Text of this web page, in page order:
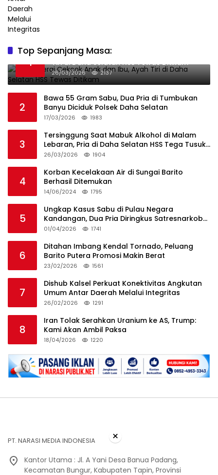
Top Sepanjang Masa:
1
Niat Melerai Cekcok Anak dan Ibu, Ayah
Tiri di Daha Selatan HSS Tewas Ditikam
26/03/2026 2137
2
Bawa 55 Gram Sabu, Dua Pria di Tumbukan
Banyu Diciduk Polsek Daha Selatan
17/03/2026 1983
3
Tersinggung Saat Mabuk Alkohol di Malam
Lebaran, Pria di Daha Selatan HSS Tega Tusuk
Teman Sendiri
26/03/2026 1904
4
Korban Kecelakaan Air di Sungai Barito
Berhasil Ditemukan
14/06/2024 1795
5
Ungkap Kasus Sabu di Pulau Negara
Kandangan, Dua Pria Diringkus Satresnarkoba
HSS
01/04/2026 1741
6
Ditahan Imbang Kendal Tornado, Peluang
Barito Putera Promosi Makin Berat
23/02/2026 1561
7
Dishub Kalsel Perkuat Konektivitas Angkutan
Umum Antar Daerah Melalui Integritas
26/02/2026 1291
8
Iran Tolak Serahkan Uranium ke AS, Trump:
Kami Akan Ambil Paksa
18/04/2026 1220
PT. NARASI MEDIA INDONESIA
Kantor Utama : Jl. A Yani Desa Banua Padang,
Kecamatan Bungur, Kabupaten Tapin, Provinsi
×